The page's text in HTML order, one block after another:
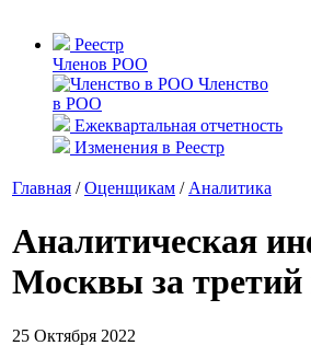
Реестр
Членов РОО
Членство
в РОО
Ежеквартальная отчетность
Изменения в Реестр
Главная /Оценщикам / Аналитика
Аналитическая
Москвы за третий
25 Октября 2022